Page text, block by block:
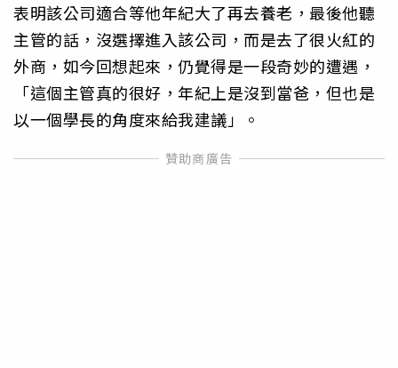
表明該公司適合等他年紀大了再去養老，最後他聽
主管的話，沒選擇進入該公司，而是去了很火紅的
外商，如今回想起來，仍覺得是一段奇妙的遭遇，
「這個主管真的很好，年紀上是沒到當爸，但也是
以一個學長的角度來給我建議」。